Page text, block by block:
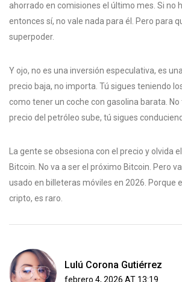
ahorrado en comisiones el último mes. Si no
entonces sí, no vale nada para él. Pero para
superpoder.
Y ojo, no es una inversión especulativa, es
precio baja, no importa. Tú sigues teniendo
como tener un coche con gasolina barata. No
precio del petróleo sube, tú sigues
La gente se obsesiona con el precio y olvida
Bitcoin. No va a ser el próximo Bitcoin. Pero
usado en billeteras móviles en 2026. Porque
cripto, es raro.
Lulú Corona Gutiérrez
febrero 4, 2026 AT 13:19